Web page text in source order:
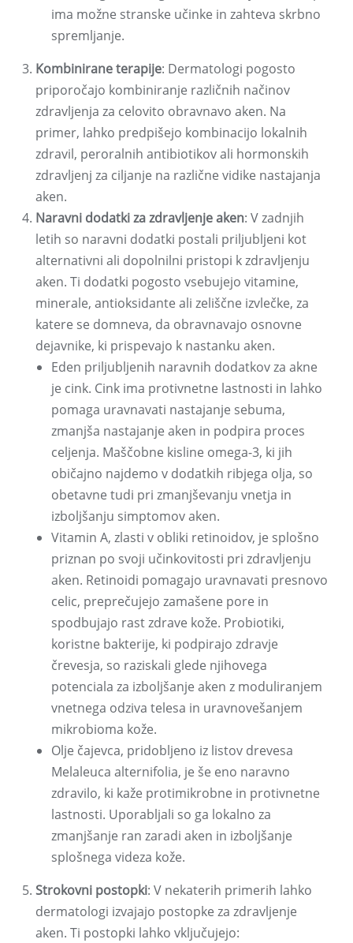
ima možne stranske učinke in zahteva skrbno
spremljanje.
Kombinirane terapije: Dermatologi pogosto
priporočajo kombiniranje različnih načinov
zdravljenja za celovito obravnavo aken. Na
primer, lahko predpišejo kombinacijo lokalnih
zdravil, peroralnih antibiotikov ali hormonskih
zdravljenj za ciljanje na različne vidike nastajanja
aken.
Naravni dodatki za zdravljenje aken: V zadnjih
letih so naravni dodatki postali priljubljeni kot
alternativni ali dopolnilni pristopi k zdravljenju
aken. Ti dodatki pogosto vsebujejo vitamine,
minerale, antioksidante ali zeliščne izvlečke, za
katere se domneva, da obravnavajo osnovne
dejavnike, ki prispevajo k nastanku aken.
Eden priljubljenih naravnih dodatkov za akne
je cink. Cink ima protivnetne lastnosti in lahko
pomaga uravnavati nastajanje sebuma,
zmanjša nastajanje aken in podpira proces
celjenja. Maščobne kisline omega-3, ki jih
običajno najdemo v dodatkih ribjega olja, so
obetavne tudi pri zmanjševanju vnetja in
izboljšanju simptomov aken.
Vitamin A, zlasti v obliki retinoidov, je splošno
priznan po svoji učinkovitosti pri zdravljenju
aken. Retinoidi pomagajo uravnavati presnovo
celic, preprečujejo zamašene pore in
spodbujajo rast zdrave kože. Probiotiki,
koristne bakterije, ki podpirajo zdravje
črevesja, so raziskali glede njihovega
potenciala za izboljšanje aken z moduliranjem
vnetnega odziva telesa in uravnovešanjem
mikrobioma kože.
Olje čajevca, pridobljeno iz listov drevesa
Melaleuca alternifolia, je še eno naravno
zdravilo, ki kaže protimikrobne in protivnetne
lastnosti. Uporabljali so ga lokalno za
zmanjšanje ran zaradi aken in izboljšanje
splošnega videza kože.
Strokovni postopki: V nekaterih primerih lahko
dermatologi izvajajo postopke za zdravljenje
aken. Ti postopki lahko vključujejo: